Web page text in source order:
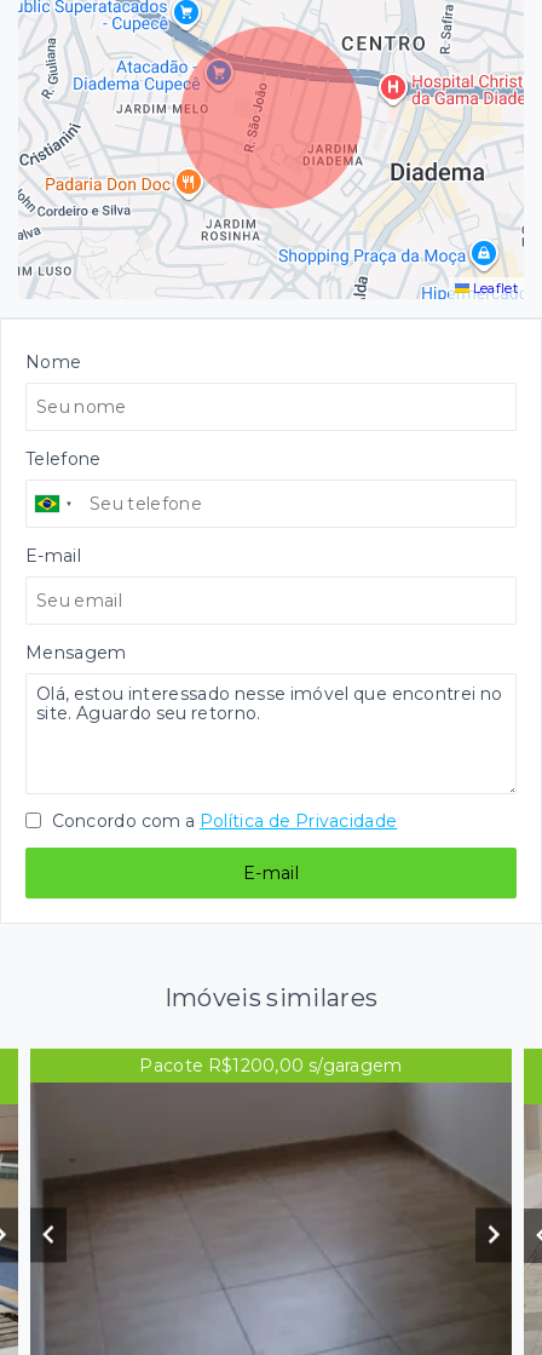
Leaflet
Nome
Telefone
E-mail
Mensagem
Concordo com a Política de Privacidade
E-mail
Imóveis similares
Pacote R$1200,00 s/garagem